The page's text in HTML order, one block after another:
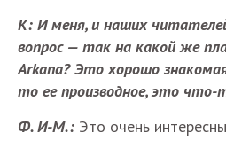
К: И меня, и наших
вопрос — так на какой же
Arkana? Это хорошо
то ее производное, это что-
Ф. И-М.: Это очень